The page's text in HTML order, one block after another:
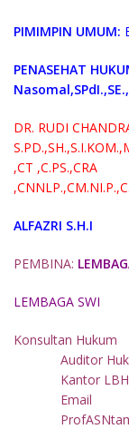
PIMIMPIN UMUM:
PENASEHAT
DR. RUDI
,CT ,C.PS.,CRA
ALFAZRI S.H.I
PEMBINA:
LEMBAGA SWI
Konsultan Hukum
Auditor
Kantor LBH
Email